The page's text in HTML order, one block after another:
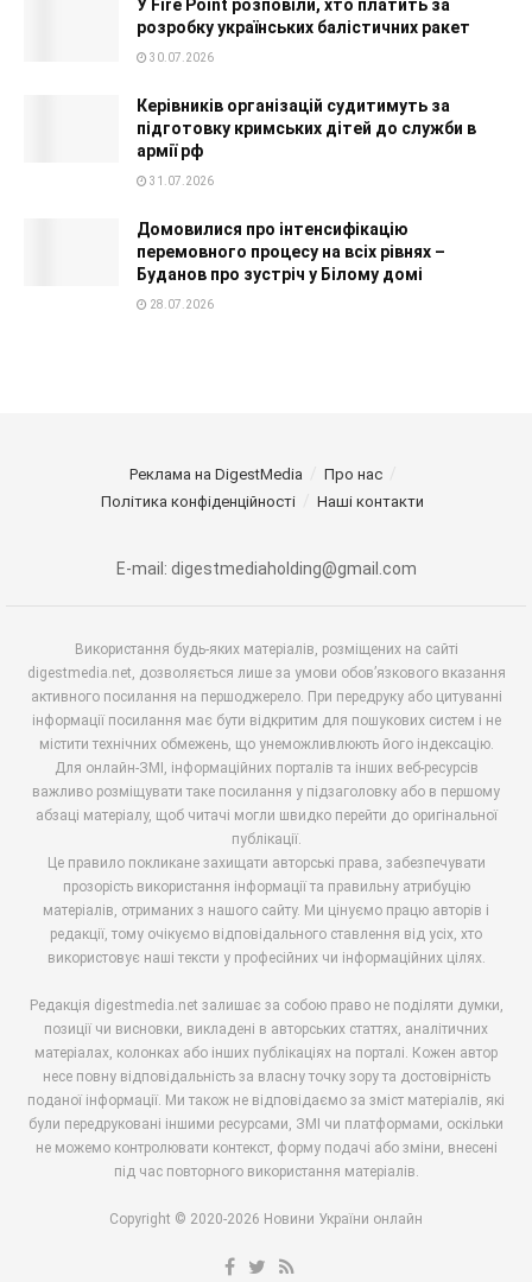
У Fire Point розповіли, хто платить за
розробку українських балістичних ракет
30.07.2026
Керівників організацій судитимуть за
підготовку кримських дітей до служби в
армії рф
31.07.2026
Домовилися про інтенсифікацію
перемовного процесу на всіх рівнях –
Буданов про зустріч у Білому домі
28.07.2026
Реклама на DigestMedia
Про нас
Політика конфіденційності
Наші контакти
E-mail: digestmediaholding@gmail.com
Використання будь-яких матеріалів, розміщених на сайті
digestmedia.net, дозволяється лише за умови обов’язкового вказання
активного посилання на першоджерело. При передруку або цитуванні
інформації посилання має бути відкритим для пошукових систем і не
містити технічних обмежень, що унеможливлюють його індексацію.
Для онлайн-ЗМІ, інформаційних порталів та інших веб-ресурсів
важливо розміщувати таке посилання у підзаголовку або в першому
абзаці матеріалу, щоб читачі могли швидко перейти до оригінальної
публікації.
Це правило покликане захищати авторські права, забезпечувати
прозорість використання інформації та правильну атрибуцію
матеріалів, отриманих з нашого сайту. Ми цінуємо працю авторів і
редакції, тому очікуємо відповідального ставлення від усіх, хто
використовує наші тексти у професійних чи інформаційних цілях.
Редакція digestmedia.net залишає за собою право не поділяти думки,
позиції чи висновки, викладені в авторських статтях, аналітичних
матеріалах, колонках або інших публікаціях на порталі. Кожен автор
несе повну відповідальність за власну точку зору та достовірність
поданої інформації. Ми також не відповідаємо за зміст матеріалів, які
були передруковані іншими ресурсами, ЗМІ чи платформами, оскільки
не можемо контролювати контекст, форму подачі або зміни, внесені
під час повторного використання матеріалів.
Copyright © 2020-2026 Новини України онлайн